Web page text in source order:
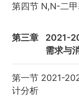
第四节 N,N-二
第三章
2021-
需求与
第一节 2021-
计分析